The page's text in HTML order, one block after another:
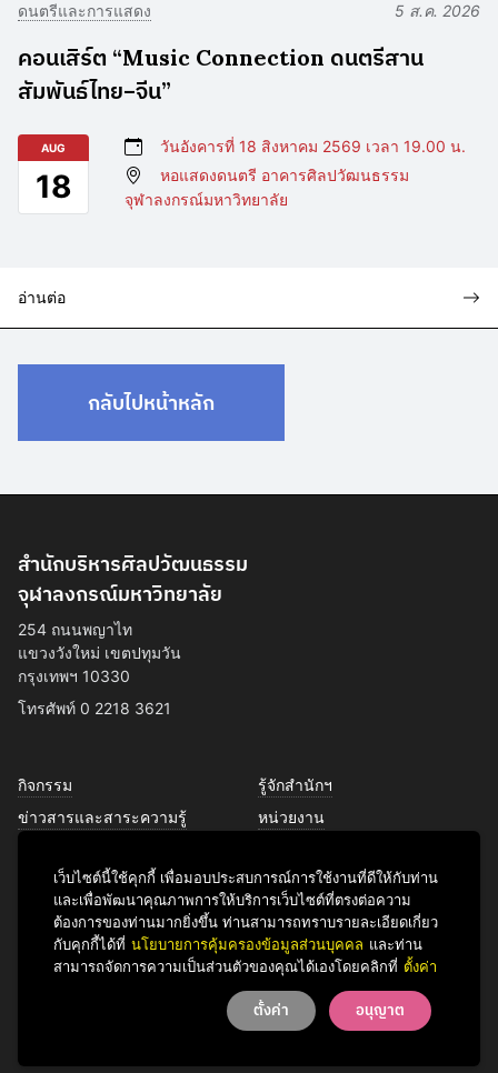
ดนตรีและการแสดง 5 ส.ค. 2026
คอนเสิร์ต “Music Connection ดนตรีสาน
สัมพันธ์ไทย–จีน”
AUG
18
วันอังคารที่ 18 สิงหาคม 2569 เวลา 19.00 น.
หอแสดงดนตรี อาคารศิลปวัฒนธรรม
จุฬาลงกรณ์มหาวิทยาลัย
อ่านต่อ
กลับไปหน้าหลัก
สำนักบริหารศิลปวัฒนธรรม
จุฬาลงกรณ์มหาวิทยาลัย
254 ถนนพญาไท
แขวงวังใหม่ เขตปทุมวัน
กรุงเทพฯ 10330
โทรศัพท์ 0 2218 3621
กิจกรรม
ข่าวสารและสาระความรู้
ศิลปวัฒนธรรม
รู้จักสำนักฯ
หน่วยงาน
บริการของเรา
ติดต่อเรา
Instagram TikTok
© 2026 Office of Art & Culture, Chulalongkorn University
เว็บไซต์นี้ใช้คุกกี้ เพื่อมอบประสบการณ์การใช้งานที่ดีให้กับท่าน
และเพื่อพัฒนาคุณภาพการให้บริการเว็บไซต์ที่ตรงต่อความ
ต้องการของท่านมากยิ่งขึ้น ท่านสามารถทราบรายละเอียดเกี่ยว
กับคุกกี้ได้ที่ นโยบายการคุ้มครองข้อมูลส่วนบุคคล และท่าน
สามารถจัดการความเป็นส่วนตัวของคุณได้เองโดยคลิกที่ ตั้งค่า
ตั้งค่า อนุญาต